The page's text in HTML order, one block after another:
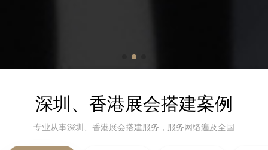
深圳、香港展会搭建案例
专业从事深圳、香港展会搭建服务，服务网络遍及全国